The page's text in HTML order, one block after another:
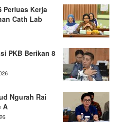
Perluas Kerja
Cath Lab
PKB Berikan 8
Ngurah Rai
A